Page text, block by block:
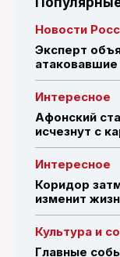
Новости
Эксперт
Интересное
Афонский
исчезнут с
Интересное
Коридор
изменит
Культура и
Главные